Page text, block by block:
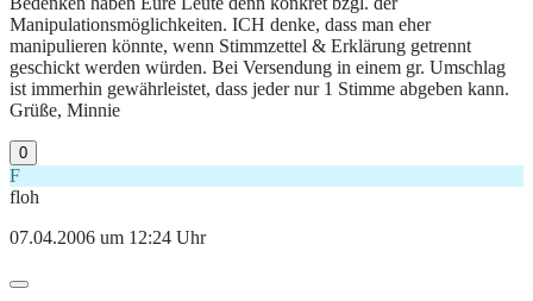
Manipulationsmöglichkeiten. ICH denke, dass man eher
manipulieren könnte, wenn Stimmzettel & Erklärung getrennt
geschickt werden würden. Bei Versendung in einem gr. Umschlag
ist immerhin gewährleistet, dass jeder nur 1 Stimme abgeben kann.
Grüße, Minnie
0
F
floh
07.04.2006 um 12:24 Uhr